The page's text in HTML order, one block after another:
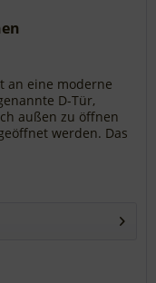
an eine moderne
D-Tür,
außen zu öffnen
werden. Das